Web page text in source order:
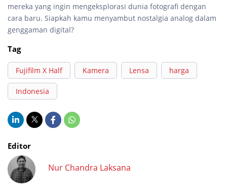
mereka yang ingin mengeksplorasi dunia fotografi dengan
cara baru. Siapkah kamu menyambut nostalgia analog dalam
genggaman digital?
Tag
Fujifilm X Half Kamera Lensa harga
Indonesia
Editor
Nur Chandra Laksana